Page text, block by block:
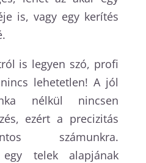
is, vagy egy kerítés
is legyen szó, profi
lehetetlen! A jól
nélkül nincsen
ezért a precizitás
számunkra.
telek alapjának